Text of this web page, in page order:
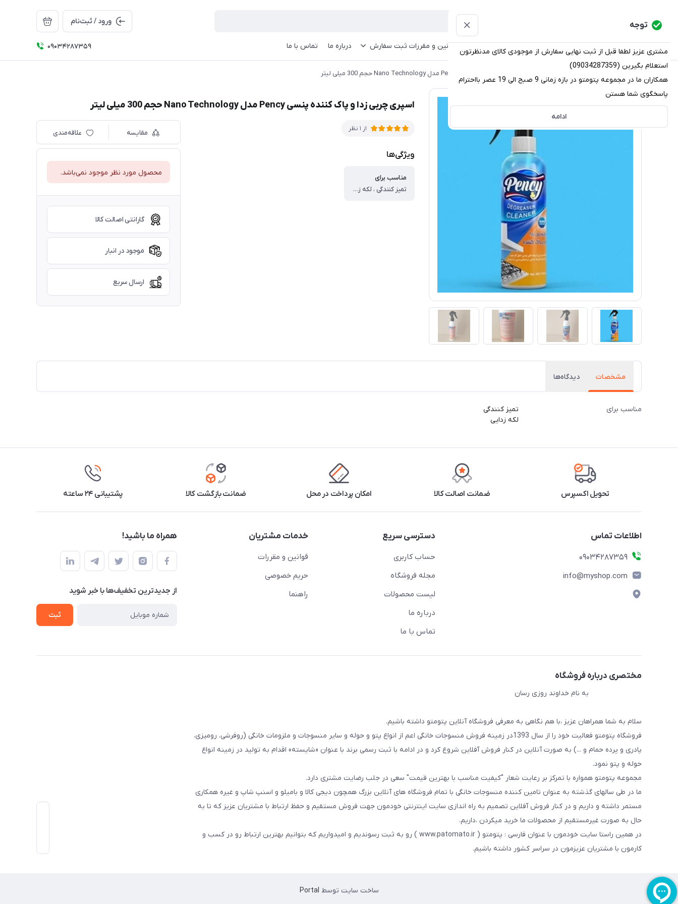
توجه
مشتری عزیز لطفا قبل از ثبت نهایی سفارش از موجودی کالای مدنظرتون
استعلام بگیرین (09034287359)
همکاران ما در مجموعه پتومتو در بازه زمانی 9 صبح الی 19 عصر بااحترام
پاسخگوی شما هستن
ادامه
ورود / ثبت‌نام
دسته‌بندی کالاها خانه دسته بندی محصولات قوانین و مقررات ثبت سفارش درباره ما تماس با ما 09034287359
اسپری چربی زدا و پاک کننده پنسی Pency مدل Nano Technology حجم 300 میلی لیتر
از 1 نظر
ویژگی‌ها
مناسب برای
تمیز کنندگی ، لکه زدایی
مقایسه علاقه‌مندی
محصول مورد نظر موجود نمی‌باشد.
گارانتی اصالت کالا
موجود در انبار
ارسال سریع
مشخصات دیدگاه‌ها
مناسب برای
تمیز کنندگی
لکه زدایی
تحویل اکسپرس ضمانت اصالت کالا امکان پرداخت در محل ضمانت بازگشت کالا پشتیبانی ۲۴ ساعته
اطلاعات تماس
09034287359
info@myshop.com
دسترسی سریع
حساب کاربری
مجله فروشگاه
لیست محصولات
درباره ما
تماس با ما
خدمات مشتریان
قوانین و مقررات
حریم خصوصی
راهنما
همراه ما باشید!
از جدید‌ترین تخفیف‌ها با‌ خبر شوید
ثبت
مختصری درباره فروشگاه
به نام خداوند روزی رسان
سلام به شما همراهان عزیز ،با هم نگاهی به معرفی فروشگاه آنلاین پتومتو داشته باشیم.
فروشگاه پتومتو فعالیت خود را از سال 1393در زمینه فروش منسوجات خانگی اعم از انواع پتو و حوله و سایر منسوجات و ملزومات خانگی (روفرشی، رومیزی،
پادری و پرده حمام و ...) به صورت آنلاین در کنار فروش آفلاین شروع کرد و در ادامه با ثبت رسمی برند با عنوان «شایسته» اقدام به تولید در زمینه انواع
حوله و پتو نمود.
مجموعه پتومتو همواره با تمرکز بر رعایت شعار "کیفیت مناسب با بهترین قیمت" سعی در جلب رضایت مشتری دارد.
ما در طی سالهای گذشته به عنوان تامین کننده منسوجات خانگی با تمام فروشگاه های آنلاین بزرگ همچون دیجی کالا و بامیلو و اسنپ شاپ و غیره همکاری
مستمر داشته و داریم و در کنار فروش آفلاین تصمیم به راه اندازی سایت اینترنتی خودمون جهت فروش مستقیم و حفظ ارتباط با مشتریان عزیز که تا به
حال به صورت غیرمستقیم از محصولات ما خرید میکردن ،داریم.
در همین راستا سایت خودمون با عنوان فارسی : پتومتو ( www.patomato.ir ) رو به ثبت رسوندیم و امیدواریم که بتوانیم بهترین ارتباط رو در کسب و
کارمون با مشتریان عزیزمون در سراسر کشور داشته باشیم.
ساخت سایت توسط Portal